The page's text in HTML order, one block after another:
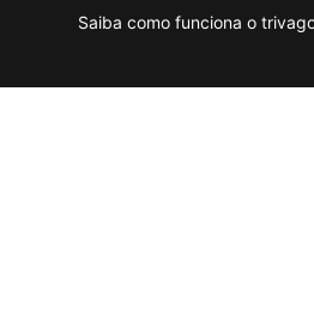
Saiba como funciona o